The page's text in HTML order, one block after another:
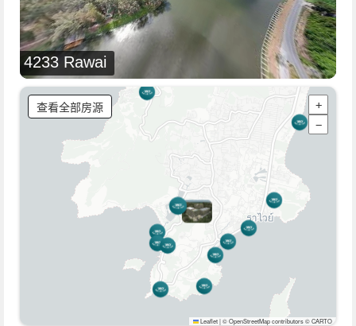
4233 Rawai
查看全部房源
+
−
Leaflet|© OpenStreetMap contributors © CARTO